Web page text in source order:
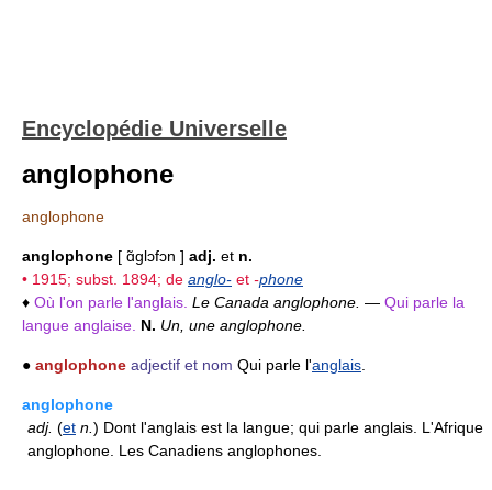
Encyclopédie Universelle
anglophone
anglophone
anglophone [ ɑ̃glɔfɔn ] adj. et n.
• 1915; subst. 1894; de anglo- et -phone
♦ Où l'on parle l'anglais. Le Canada anglophone. — Qui parle la
langue anglaise. N. Un, une anglophone.
● anglophone adjectif et nom Qui parle l'anglais
anglophone
adj. (et n. ) Dont l'anglais est la langue; qui parle anglais. L'Afrique
anglophone. Les Canadiens anglophones.